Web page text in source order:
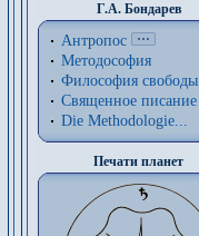
Г.А. Бондарев
Антропос
Методософия
Философия cвободы
Священное писание
Die Methodologie...
Печати планет